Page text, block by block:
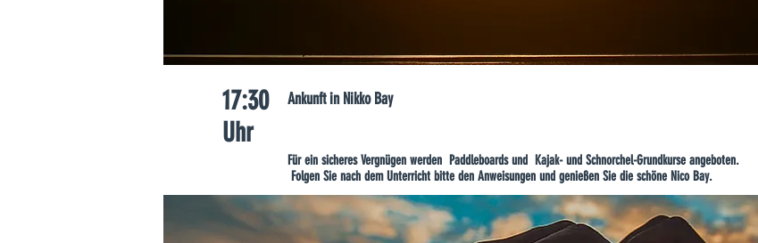
17:30
Uhr
Ankunft in Nikko Bay
Für ein sicheres Vergnügen werden Paddleboards und Kajak- und Schnorchel-Grundkurse angeboten.
​ Folgen Sie nach dem Unterricht bitte den Anweisungen und genießen Sie die schöne Nico Bay.